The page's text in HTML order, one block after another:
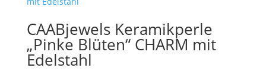
CAABjewels Keramikperle
„Pinke Blüten“ CHARM mit
Edelstahl